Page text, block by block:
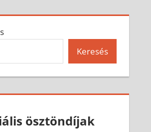
Keresés
ösztöndíjak